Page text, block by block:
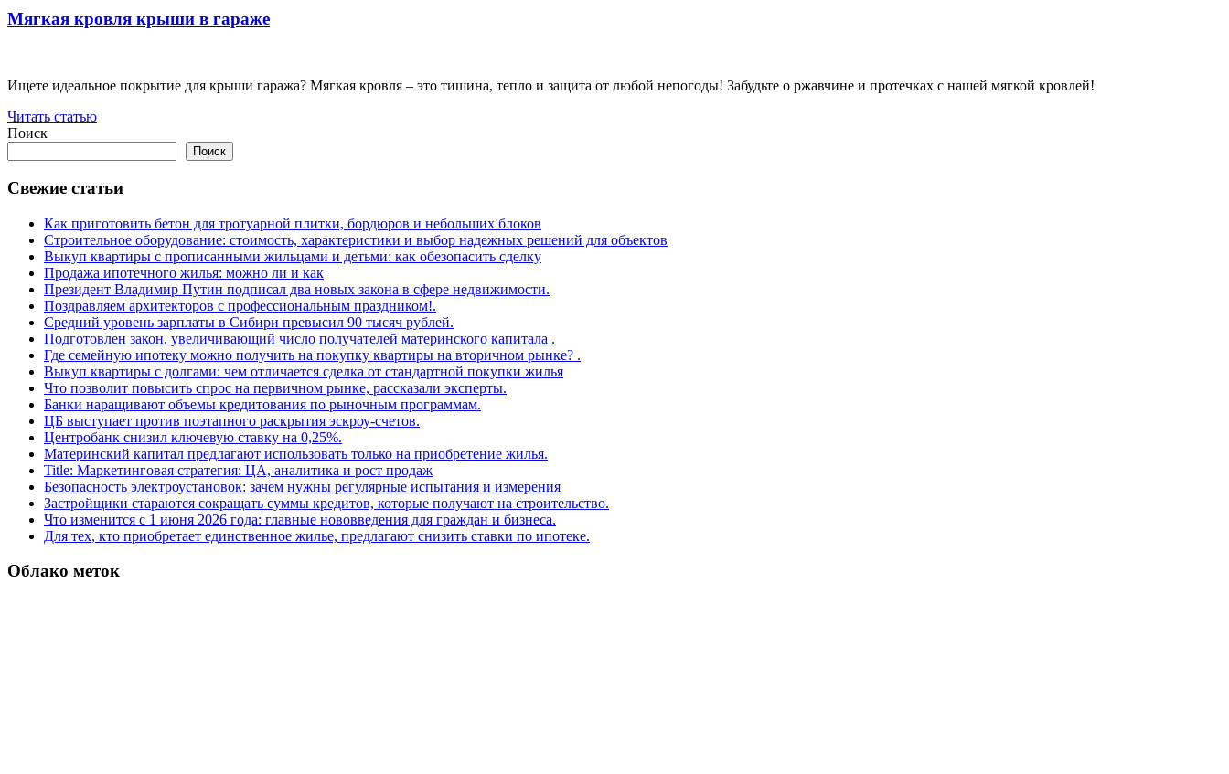
Мягкая кровля крыши в гараже
Ищете идеальное покрытие для крыши гаража? Мягкая кровля – это тишина, тепло и защита от любой непогоды! Забудьте о ржавчине и протечках с нашей мягкой кровлей!
Читать статью
Поиск
Поиск
Свежие статьи
Как приготовить бетон для тротуарной плитки, бордюров и небольших блоков
Строительное оборудование: стоимость, характеристики и выбор надежных решений для объектов
Выкуп квартиры с прописанными жильцами и детьми: как обезопасить сделку
Продажа ипотечного жилья: можно ли и как
Президент Владимир Путин подписал два новых закона в сфере недвижимости.
Поздравляем архитекторов с профессиональным праздником!.
Средний уровень зарплаты в Сибири превысил 90 тысяч рублей.
Подготовлен закон, увеличивающий число получателей материнского капитала .
Где семейную ипотеку можно получить на покупку квартиры на вторичном рынке? .
Выкуп квартиры с долгами: чем отличается сделка от стандартной покупки жилья
Что позволит повысить спрос на первичном рынке, рассказали эксперты.
Банки наращивают объемы кредитования по рыночным программам.
ЦБ выступает против поэтапного раскрытия эскроу-счетов.
Центробанк снизил ключевую ставку на 0,25%.
Материнский капитал предлагают использовать только на приобретение жилья.
Title: Маркетинговая стратегия: ЦА, аналитика и рост продаж
Безопасность электроустановок: зачем нужны регулярные испытания и измерения
Застройщики стараются сокращать суммы кредитов, которые получают на строительство.
Что изменится с 1 июня 2026 года: главные нововведения для граждан и бизнеса.
Для тех, кто приобретает единственное жилье, предлагают снизить ставки по ипотеке.
Облако меток